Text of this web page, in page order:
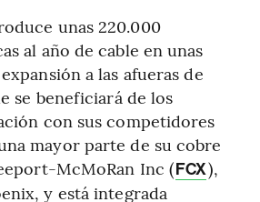
unas 220.000
al año de cable en unas
a las afueras de
se beneficiará de los
con sus competidores
mayor parte de su cobre
McMoRan Inc (FCX),
y está integrada